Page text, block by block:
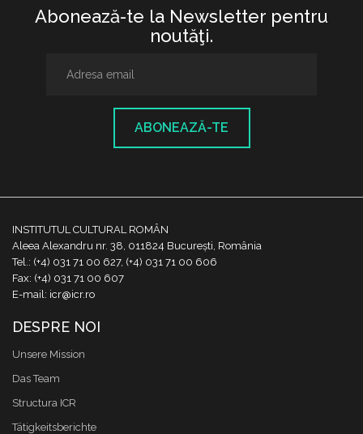
Abonează-te la Newsletter pentru
noutăţi.
ABONEAZĂ-TE
INSTITUTUL CULTURAL ROMÂN
Aleea Alexandru nr. 38, 011824 București, România
Tel.: (+4) 031 71 00 627, (+4) 031 71 00 606
Fax: (+4) 031 71 00 607
E-mail: icr@icr.ro
DESPRE NOI
Unsere Mission
Das Team
Structura ICR
Tätigkeitsberichte